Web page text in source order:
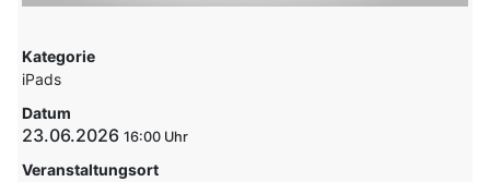
Kategorie
iPads
Datum
23.06.2026 16:00
Veranstaltungsort